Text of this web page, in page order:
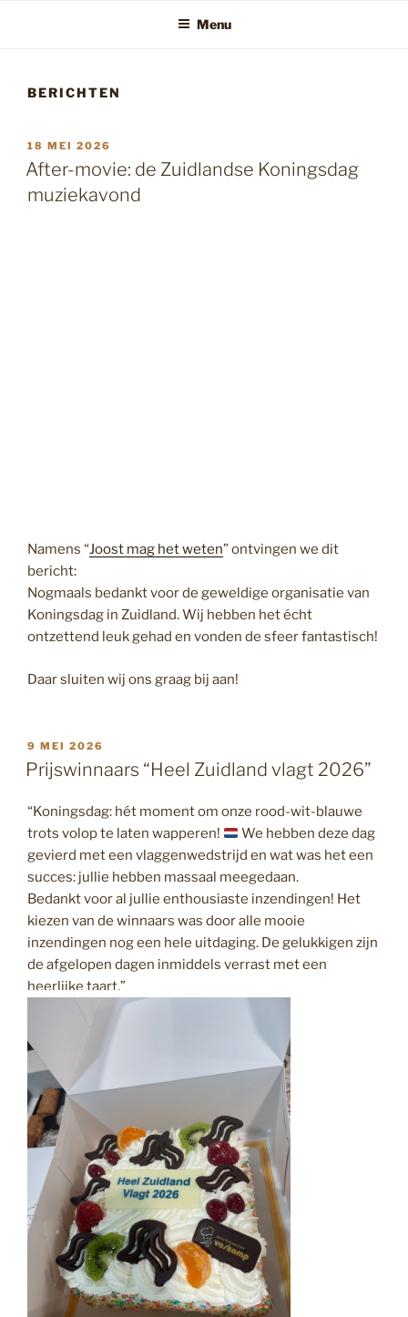
Menu
BERICHTEN
GEPLAATST
OP
18 MEI 2026
After-movie: de Zuidlandse Koningsdag
muziekavond
Namens “Joost mag het weten” ontvingen we dit
bericht:
Nogmaals bedankt voor de geweldige organisatie van
Koningsdag in Zuidland. Wij hebben het écht
ontzettend leuk gehad en vonden de sfeer fantastisch!
Daar sluiten wij ons graag bij aan!
GEPLAATST
OP
9 MEI 2026
Prijswinnaars “Heel Zuidland vlagt 2026”
“Koningsdag: hét moment om onze rood-wit-blauwe
trots volop te laten wapperen!
We hebben deze dag
gevierd met een vlaggenwedstrijd en wat was het een
succes: jullie hebben massaal meegedaan.
Bedankt voor al jullie enthousiaste inzendingen! Het
kiezen van de winnaars was door alle mooie
inzendingen nog een hele uitdaging. De gelukkigen zijn
de afgelopen dagen inmiddels verrast met een
heerlijke taart.”